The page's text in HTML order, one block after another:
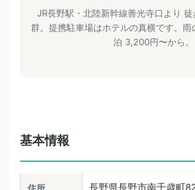
JR長野駅・北陸新幹線善光寺口より
群。提携駐車場はホテルの真横です。雨
泊 3,200円〜から。
基本情報
長野県長野市南千歳町